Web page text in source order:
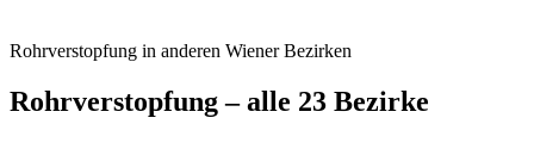
Rohrverstopfung in anderen Wiener Bezirken
Rohrverstopfung– alle 23 Bezirke